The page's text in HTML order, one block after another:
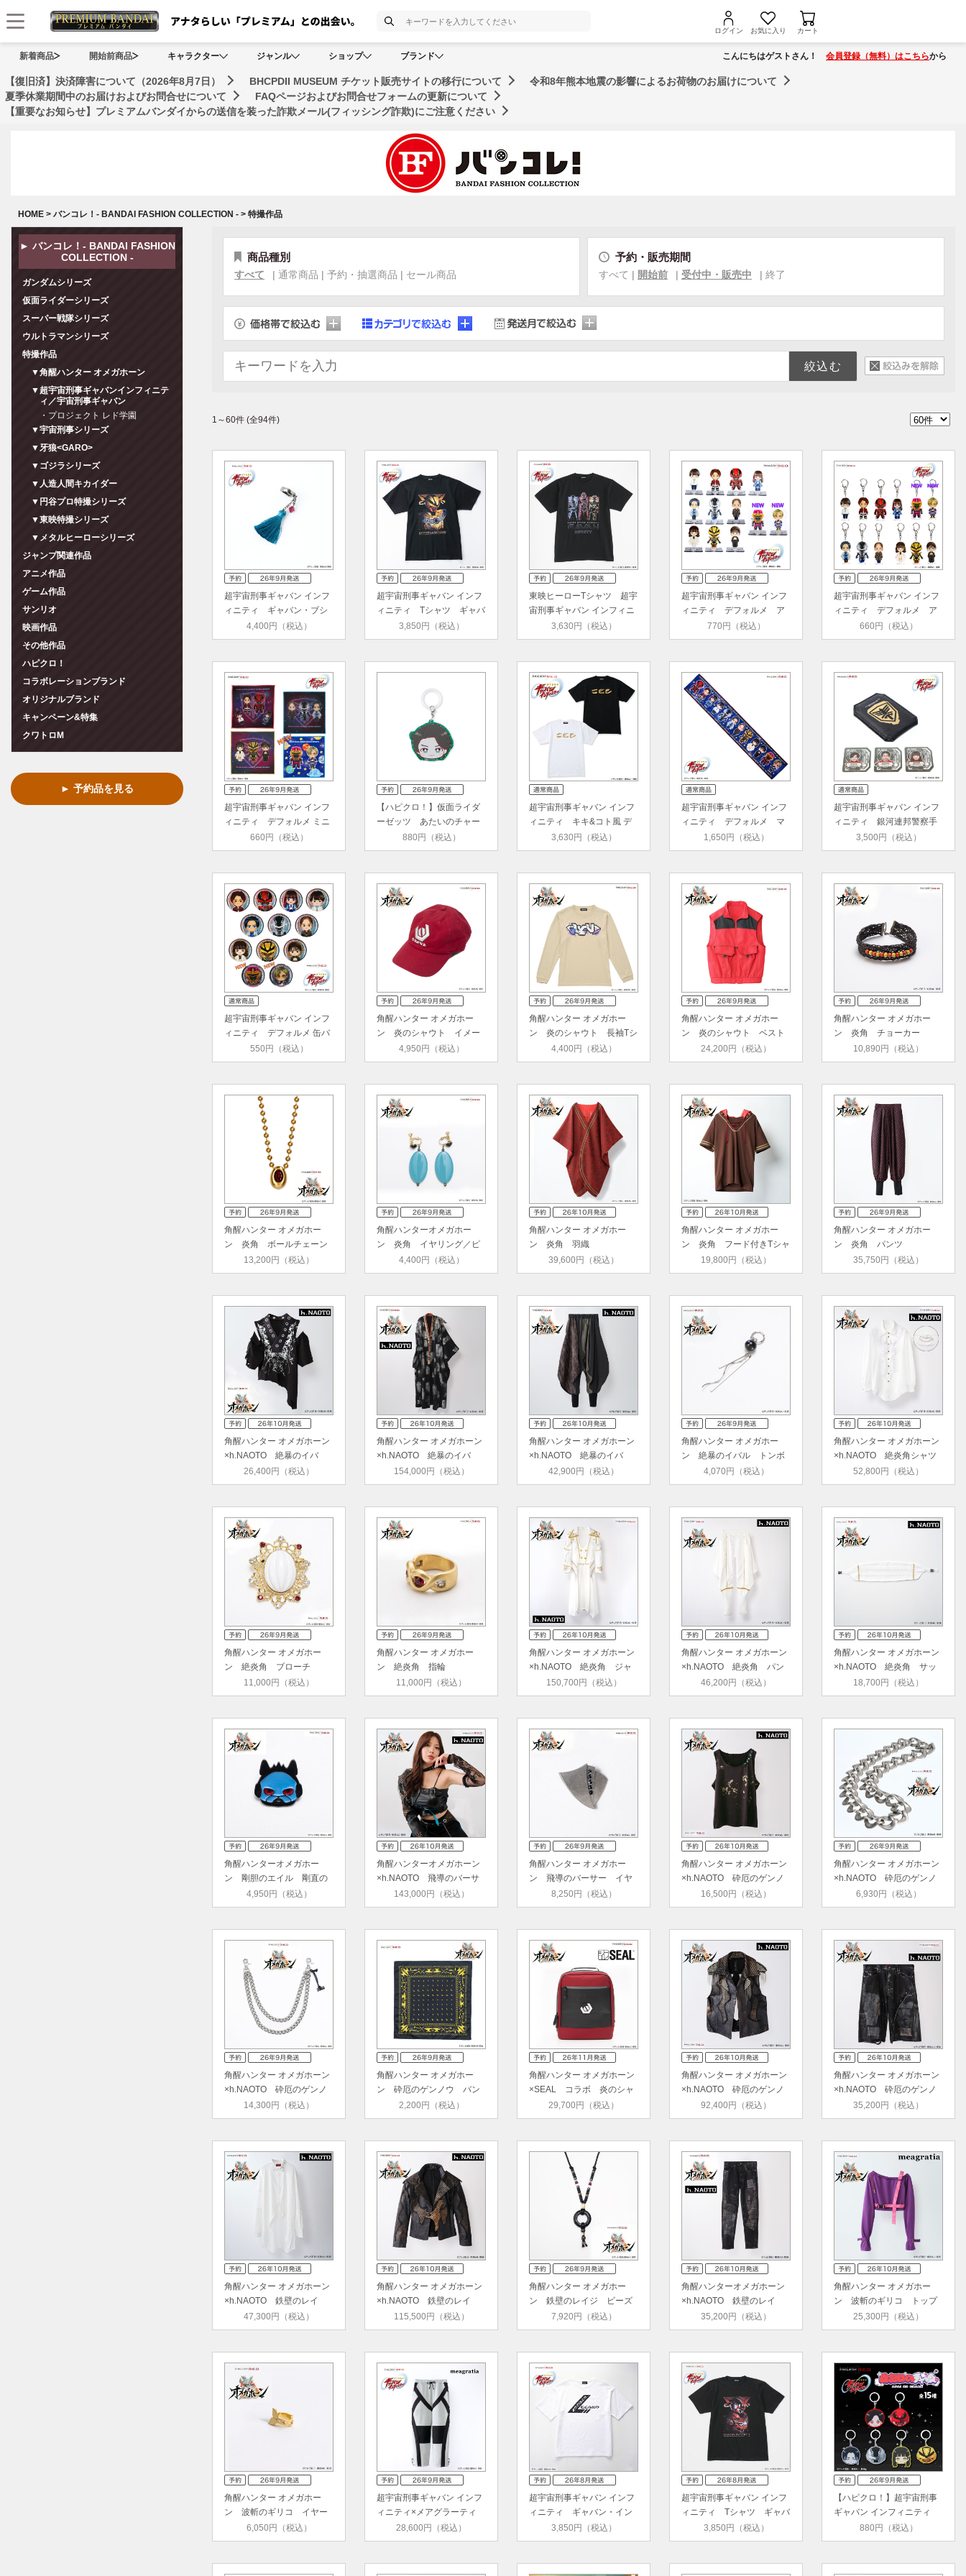
ログイン お気に入り カート
メニュー
新着商品 開始前商品 キャラクター ジャンル ショップ ブランド こんにちはゲストさん！ 会員登録（無料）はこちらから
【復旧済】決済障害について（2026年8月7日） BHCPDII MUSEUM チケット販売サイトの移行について
令和8年熊本地震の影響によるお荷物のお届けについて
夏季休業期間中のお届けおよびお問合せについて
FAQページおよびお問合せフォームの更新について
【重要なお知らせ】プレミアムバンダイからの送信を装った詐欺メール(フィッシング詐欺)にご注意ください
HOME > バンコレ！- BANDAI FASHION COLLECTION - > 特撮作品
商品種別
すべて | 通常商品 | 予約・抽選商品 | セール商品
予約・販売期間
すべて | 開始前 | 受付中・販売中 |終了
1～60件 (全94件)
超宇宙刑事ギャバン インフ
ィニティ ギャバン・ブシ
ドー…4,400円（税込）
超宇宙刑事ギャバン インフ
ィニティ Tシャツ ギャバ
3,850円（税込）
東映ヒーローTシャツ 超宇
宙刑事ギャバン インフィニ
3,630円（税込）
超宇宙刑事ギャバン インフ
ィニティ デフォルメ ア
770円（税込）
超宇宙刑事ギャバン インフ
ィニティ デフォルメ ア
660円（税込）
超宇宙刑事ギャバン インフ
ィニティ デフォルメ ミニ
660円（税込）
【ハピクロ！】仮面ライダ
ーゼッツ あたいのチャー
880円（税込）
超宇宙刑事ギャバン インフ
ィニティ キキ&コト風 デ
3,630円（税込）
超宇宙刑事ギャバン インフ
ィニティ デフォルメ マ
フラ…1,650円（税込）
超宇宙刑事ギャバン インフ
ィニティ 銀河連邦警察手
帳風…3,500円（税込）
超宇宙刑事ギャバン インフ
ィニティ デフォルメ 缶バ
550円（税込）
角醒ハンター オメガホー
ン 炎のシャウト イメー
ジ キ…4,950円（税込）
角醒ハンター オメガホー
ン 炎のシャウト 長袖Tシ
4,400円（税込）
角醒ハンター オメガホー
ン 炎のシャウト ベスト
24,200円（税込）
角醒ハンター オメガホー
ン 炎角 チョーカー
10,890円（税込）
角醒ハンター オメガホー
ン 炎角 ボールチェーン
ネック…13,200円（税込）
角醒ハンターオメガホー
ン 炎角 イヤリング／ピ
4,400円（税込）
角醒ハンター オメガホー
ン 炎角 羽織
39,600円（税込）
角醒ハンター オメガホー
ン 炎角 フード付きTシャ
19,800円（税込）
角醒ハンター オメガホー
ン 炎角 パンツ
35,750円（税込）
角醒ハンター オメガホーン
×h.NAOTO 絶暴のイバ
ル イ…26,400円（税込）
角醒ハンター オメガホーン
×h.NAOTO 絶暴のイバ
ル 着…154,000円（税込）
角醒ハンター オメガホーン
×h.NAOTO 絶暴のイバ
ル 切…42,900円（税込）
角醒ハンター オメガホー
ン 絶暴のイバル トンボ
玉イヤ…4,070円（税込）
角醒ハンター オメガホーン
×h.NAOTO 絶炎角シャツ
（ジ…52,800円（税込）
角醒ハンター オメガホー
ン 絶炎角 ブローチ
11,000円（税込）
角醒ハンター オメガホー
ン 絶炎角 指輪
11,000円（税込）
角醒ハンター オメガホーン
×h.NAOTO 絶炎角 ジャ
ケット150,700円（税込）
角醒ハンター オメガホーン
×h.NAOTO 絶炎角 パン
46,200円（税込）
角醒ハンター オメガホーン
×h.NAOTO 絶炎角 サッ
シュ…18,700円（税込）
角醒ハンターオメガホー
ン 剛胆のエイル 剛直の
アル …4,950円（税込）
角醒ハンターオメガホーン
×h.NAOTO 飛導のバーサ
ー コ…143,000円（税込）
角醒ハンター オメガホー
ン 飛導のバーサー イヤ
リング…8,250円（税込）
角醒ハンター オメガホーン
×h.NAOTO 砕厄のゲンノ
ウ …16,500円（税込）
角醒ハンター オメガホーン
×h.NAOTO 砕厄のゲンノ
ウ …6,930円（税込）
角醒ハンター オメガホーン
×h.NAOTO 砕厄のゲンノ
ウ …14,300円（税込）
角醒ハンター オメガホー
ン 砕厄のゲンノウ バン
2,200円（税込）
角醒ハンター オメガホーン
×SEAL コラボ 炎のシャ
ウト…29,700円（税込）
角醒ハンター オメガホーン
×h.NAOTO 砕厄のゲンノ
ウ …92,400円（税込）
角醒ハンター オメガホーン
×h.NAOTO 砕厄のゲンノ
ウ …35,200円（税込）
角醒ハンター オメガホーン
×h.NAOTO 鉄壁のレイ
ジ ス…47,300円（税込）
角醒ハンター オメガホーン
×h.NAOTO 鉄壁のレイ
ジ シ…115,500円（税込）
角醒ハンター オメガホー
ン 鉄壁のレイジ ビーズ
ネック…7,920円（税込）
角醒ハンターオメガホーン
×h.NAOTO 鉄壁のレイ
ジ ダメ…
35,200円（税込）
角醒ハンター オメガホー
ン 波斬のギリコ トップ
ス(ベ…25,300円（税込）
角醒ハンター オメガホー
ン 波斬のギリコ イヤー
6,050円（税込）
超宇宙刑事ギャバン インフ
ィニティ×メアグラーティ
ア …28,600円（税込）
超宇宙刑事ギャバン インフ
ィニティ ギャバン・イン
フィ…3,850円（税込）
超宇宙刑事ギャバン インフ
ィニティ Tシャツ ギャバ
3,850円（税込）
【ハピクロ！】超宇宙刑事
ギャバン インフィニティ
880円（税込）
► バンコレ！- BANDAI FASHION
COLLECTION -
ガンダムシリーズ
仮面ライダーシリーズ
スーパー戦隊シリーズ
ウルトラマンシリーズ
特撮作品
▼角醒ハンター オメガホーン
▼超宇宙刑事ギャバンインフィニテ
ィ／宇宙刑事ギャバン
・プロジェクト レド学園
▼宇宙刑事シリーズ
▼牙狼<GARO>
▼ゴジラシリーズ
▼人造人間キカイダー
▼円谷プロ特撮シリーズ
▼東映特撮シリーズ
▼メタルヒーローシリーズ
ジャンプ関連作品
アニメ作品
ゲーム作品
サンリオ
映画作品
その他作品
ハピクロ！
コラボレーションブランド
オリジナルブランド
キャンペーン&特集
クワトロM
► 予約品を見る